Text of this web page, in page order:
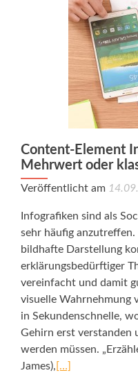
Content-Element
Mehrwert oder
Veröffentlicht am
Infografiken sind als
sehr häufig
bildhafte Darstellung
erklärungsbedürftiger
vereinfacht und damit
visuelle
in Sekundenschnelle,
Gehirn erst verstanden
werden müssen.
James), […]